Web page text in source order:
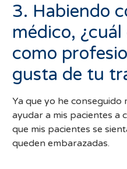
3. Habiendo
médico,
como
gusta de tu
Ya que yo he conseguido
ayudar a mis pacientes a
que mis pacientes se
queden embarazadas.